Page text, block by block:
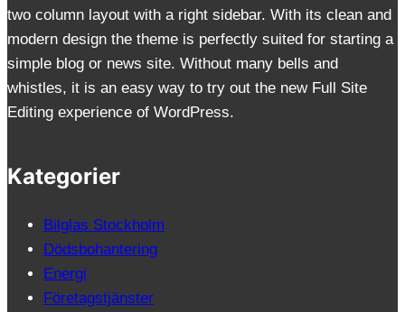
two column layout with a right sidebar. With its clean and
modern design the theme is perfectly suited for starting a
simple blog or news site. Without many bells and
whistles, it is an easy way to try out the new Full Site
Editing experience of WordPress.
Kategorier
Bilglas Stockholm
Dödsbohantering
Energi
Företagstjänster